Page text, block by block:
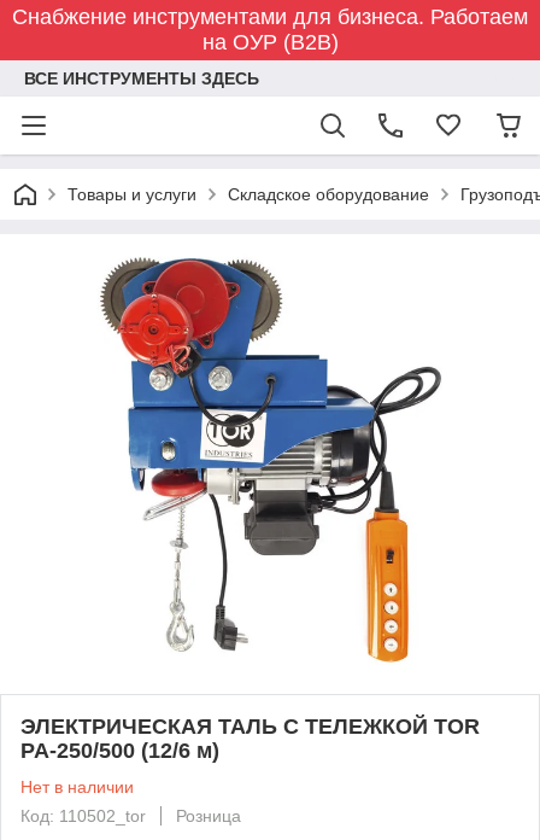
Снабжение инструментами для бизнеса. Работаем
на ОУР (B2B)
ВСЕ ИНСТРУМЕНТЫ ЗДЕСЬ
Товары и услуги Складское оборудование
ЭЛЕКТРИЧЕСКАЯ ТАЛЬ С ТЕЛЕЖКОЙ TOR
PA-250/500 (12/6 м)
Нет в наличии
Код: 110502_tor
Розница